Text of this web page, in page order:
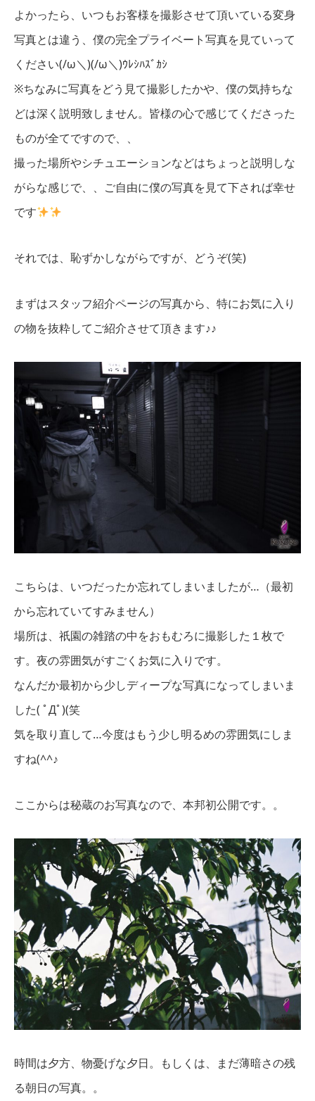
よかったら、いつもお客様を撮影させて頂いている変身
写真とは違う、 僕の完全プライベート写真を見ていって
ください(/ω＼)(/ω＼)ｳﾚｼﾊｽﾞｶｼ
※ちなみに写真をどう見て撮影したかや、僕の気持ちな
どは深く説明致しません。皆様の心で感じてくださった
ものが全てですので、、
撮った場所やシチュエーションなどはちょっと説明しな
がらな感じで、、ご自由に僕の写真を見て下されば幸せ
です
それでは、恥ずかしながらですが、どうぞ(笑)
まずはスタッフ紹介ページの写真から、特にお気に入り
の物を抜粋してご紹介させて頂きます♪♪
こちらは、いつだったか忘れてしまいましたが…（最初
から忘れていてすみません）
場所は、祇園の雑踏の中をおもむろに撮影した１枚で
す。夜の雰囲気がすごくお気に入りです。
なんだか最初から少しディープな写真になってしまいま
した( ﾟДﾟ)(笑
気を取り直して…今度はもう少し明るめの雰囲気にしま
すね(^^♪
ここからは秘蔵のお写真なので、本邦初公開です。。
時間は夕方、物憂げな夕日。もしくは、まだ薄暗さの残
る朝日の写真。。